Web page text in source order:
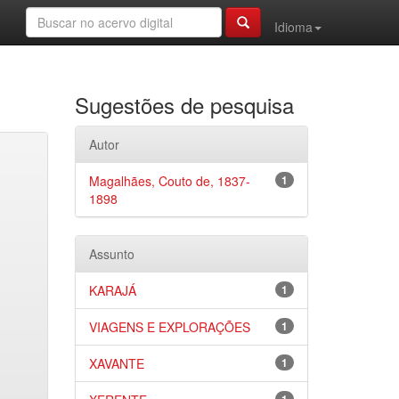
Idioma
Sugestões de pesquisa
Autor
1
Magalhães, Couto de, 1837-
1898
Assunto
1
KARAJÁ
1
VIAGENS E EXPLORAÇÕES
1
XAVANTE